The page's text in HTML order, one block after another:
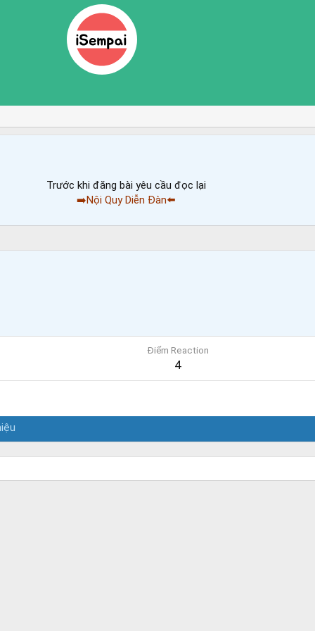
Trước khi đăng bài yêu cầu đọc lại
➡️Nội Quy Diễn Đàn⬅️
Điểm Reaction
4